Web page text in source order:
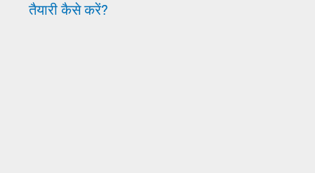
तैयारी कैसे करें?